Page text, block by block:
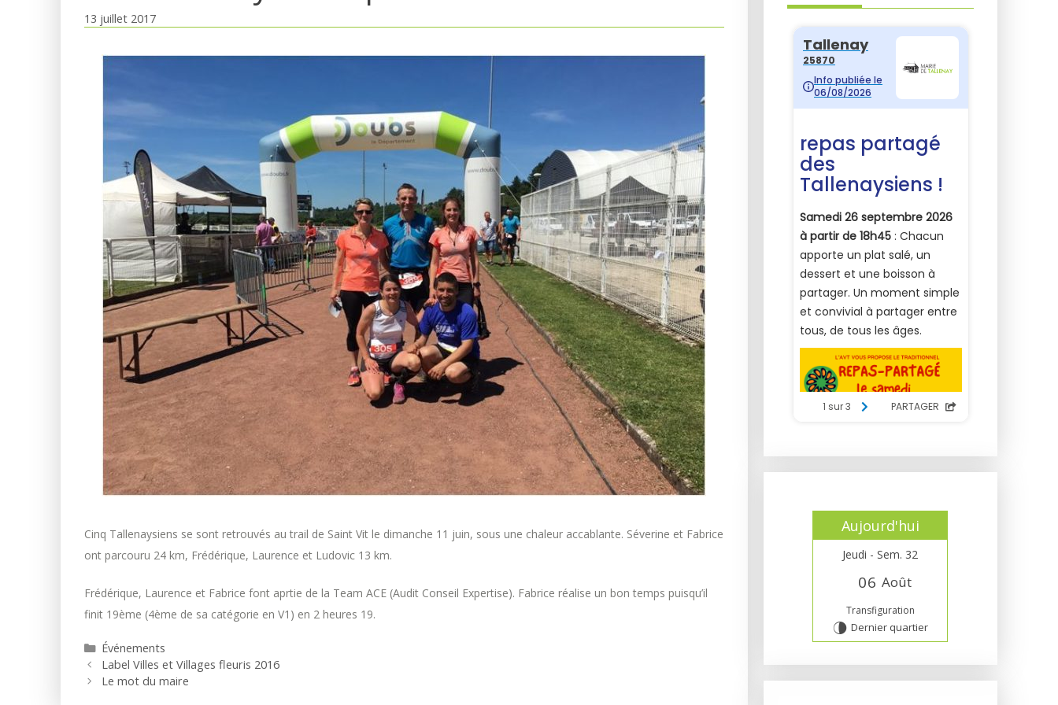
13 juillet 2017
Cinq Tallenaysiens se sont retrouvés au trail de Saint Vit le dimanche 11 juin, sous une chaleur accablante. Séverine et Fabrice
ont parcouru 24 km, Frédérique, Laurence et Ludovic 13 km.
Frédérique, Laurence et Fabrice font aprtie de la Team ACE (Audit Conseil Expertise). Fabrice réalise un bon temps puisqu’il
finit 19ème (4ème de sa catégorie en V1) en 2 heures 19.
Catégories
Événements
Label Villes et Villages fleuris 2016
Le mot du maire
Aujourd'hui
Jeudi - Sem. 32
06 Août
Transfiguration
U Dernier quartier